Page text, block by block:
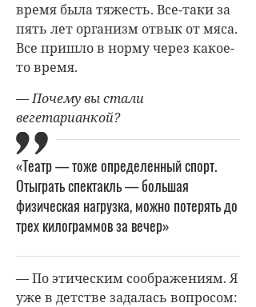
время была тяжесть. Все-таки за
пять лет организм отвык от мяса.
Все пришло в норму через какое-
то время.
— Почему вы стали
вегетарианкой?
«Театр — тоже определенный спорт.
Отыграть спектакль — большая
физическая нагрузка, можно потерять до
трех килограммов за вечер»
— По этическим соображениям. Я
уже в детстве задалась вопросом: